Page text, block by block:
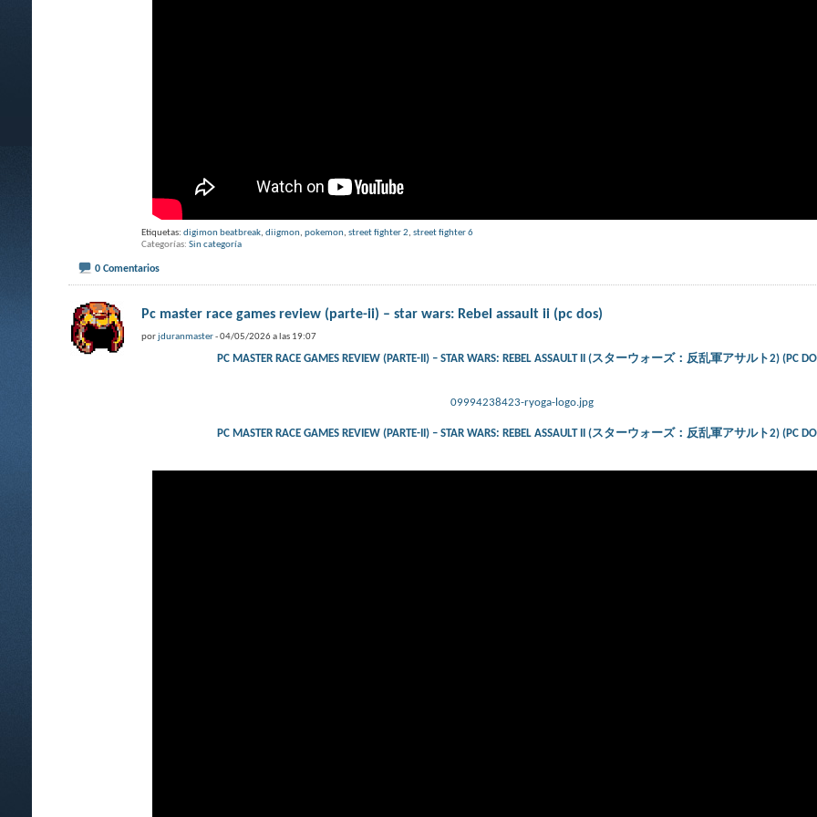
Etiquetas: digimon beatbreak, diigmon, pokemon, street fighter 2, street fighter 6
Categorías Sin categoría
0 Comentarios
Pc master race games review (parte-ii) – star wars: Rebel assault ii (pc dos)
porjduranmaster- 04/05/2026 a las 19:07
PC MASTER RACE GAMES REVIEW (PARTE-II) – STAR WARS: REBEL ASSAULT II (スターウォーズ：反乱軍アサルト2) (PC
09994238423-ryoga-logo.jpg
PC MASTER RACE GAMES REVIEW (PARTE-II) – STAR WARS: REBEL ASSAULT II (スターウォーズ：反乱軍アサルト2) (PC